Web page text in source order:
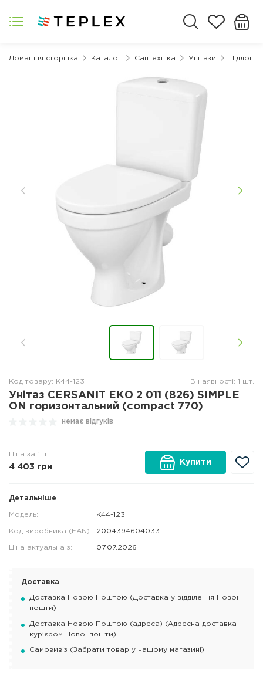
Домашня сторінка Каталог Сантехніка Унітази
Код товару: K44-123 В наявності: 1 шт.
Унітаз CERSANIT ЕКО 2 011 (826) SIMPLE
ON горизонтальний (compact 770)
немає відгуків
Ціна за 1 шт
4 403 грн
Купити
Детальніше
Модель: K44-123
Код виробника (EAN): 2004394604033
Ціна актуальна з: 07.07.2026
Доставка
Доставка Новою Поштою (Доставка у відділення Нової
пошти)
Доставка Новою Поштою (адреса) (Адресна доставка
кур'єром Нової пошти)
Самовивіз (Забрати товар у нашому магазині)